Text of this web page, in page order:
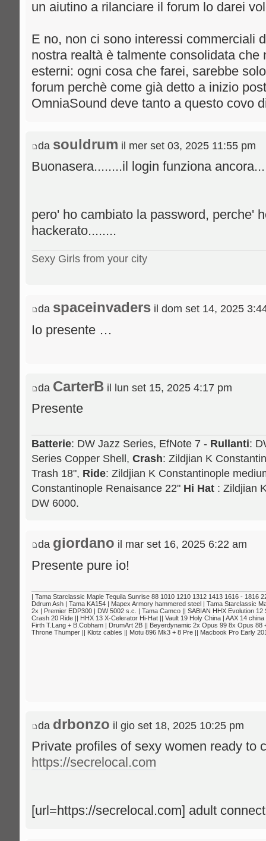
un aiutino a rilanciare il forum lo darei
E no, non ci sono interessi commerciali
nostra realtà è talmente consolidata che
esterni: ogni cosa che farei, sarebbe
forum perchè come già detto a inizio
OmniaSound deve tanto a questo covo
da souldrum il mer set 03, 2025 11:55 pm
Buonasera........il login funziona
pero' ho cambiato la password, perche'
hackerato........
Sexy Girls from your city
da spaceinvaders il dom set 14, 2025
Io presente …
da CarterB il lun set 15, 2025 4:17 pm
Presente
Batterie: DW Jazz Series, EfNote 7 - Rullanti:
Series Copper Shell, Crash: Zildjian K
Trash 18", Ride: Zildjian K Constantinople
Constantinople Renaisance 22" Hi Hat : Zildjian
DW 6000.
da giordano il mar set 16, 2025 6:22 am
Presente pure io!
| Tama Starclassic Maple Tequila Sunrise 88 1010 1210 1312 1413 1616 - 1816
Ddrum Ash | Tama KA154 | Mapex Armory hammered steel | Tama Starclassic
2x | Premier EDP300 | DW 5002 s.c. | Tama Camco || SABIAN HHX Evolution
Crash 20 Ride || HHX 13 X-Celerator Hi-Hat || Vault 19 Holy China | AAX 14
Firth T.Lang + B.Cobham | DrumArt 2B || Beyerdynamic 2x Opus 99 8x Opus
Throne Thumper || Klotz cables || Motu 896 Mk3 + 8 Pre || Macbook Pro Early
da drbonzo il gio set 18, 2025 10:25 pm
Private profiles of sexy women ready to
https://secrelocal.com
[url=https://secrelocal.com] adult